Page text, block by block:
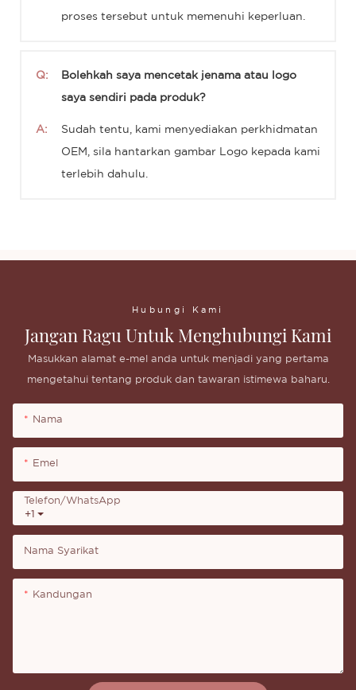
proses tersebut untuk memenuhi keperluan.
Q: Bolehkah saya mencetak jenama atau logo
saya sendiri pada produk?
A: Sudah tentu, kami menyediakan perkhidmatan
OEM, sila hantarkan gambar Logo kepada kami
terlebih dahulu.
Hubungi Kami
Jangan Ragu Untuk Menghubungi Kami
Masukkan alamat e-mel anda untuk menjadi yang pertama
mengetahui tentang produk dan tawaran istimewa baharu.
Nama
Emel
+1
Telefon/whatsApp
Nama Syarikat
Kandungan